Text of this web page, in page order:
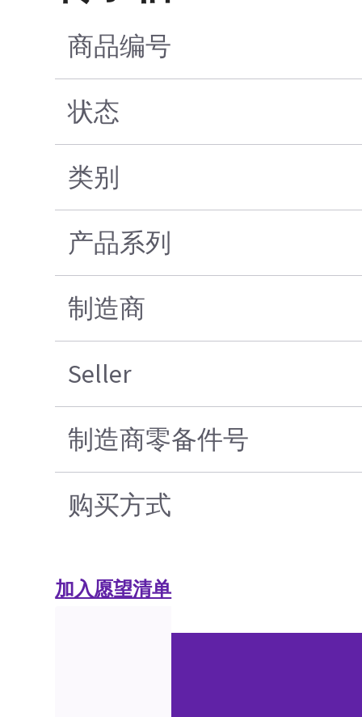
商品编号
状态
类别
产品系列
制造商
Seller
制造商零备件号
购买方式
加入愿望清单